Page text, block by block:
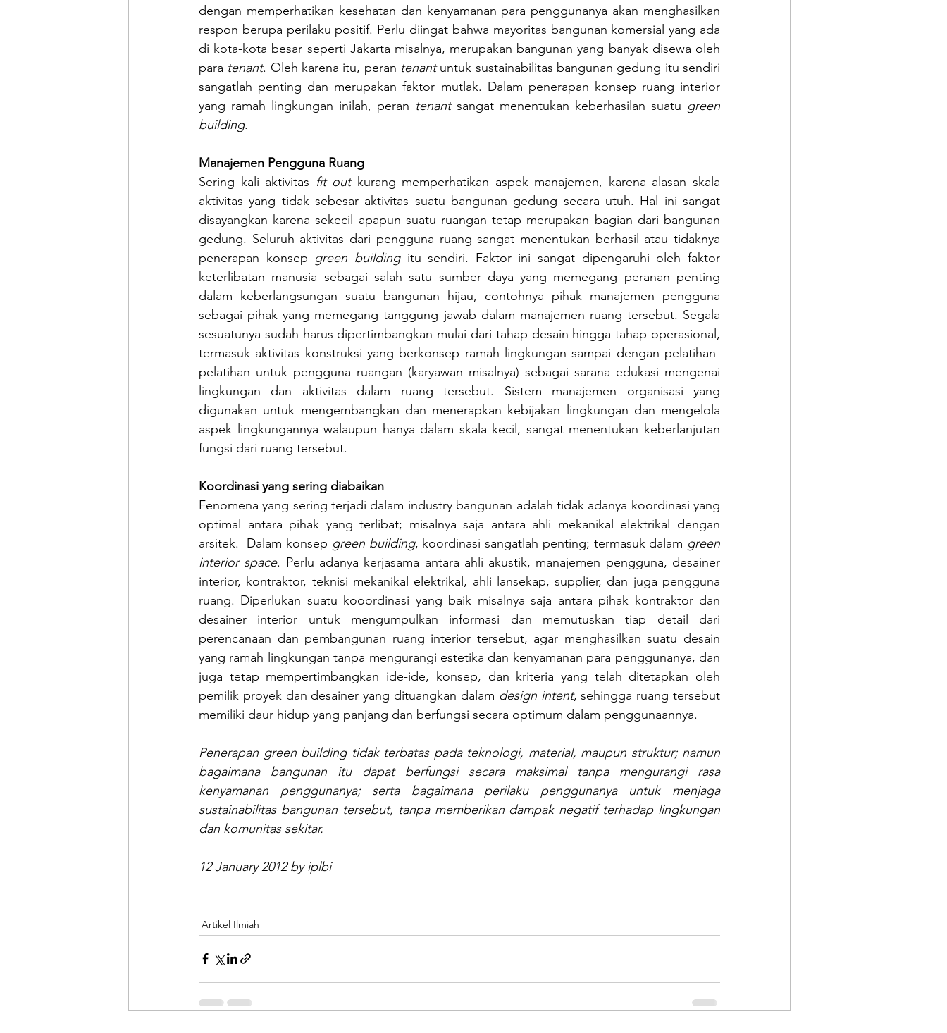
dengan memperhatikan kesehatan dan kenyamanan para penggunanya akan menghasilkan
respon berupa perilaku positif. Perlu diingat bahwa mayoritas bangunan komersial yang ada
di kota-kota besar seperti Jakarta misalnya, merupakan bangunan yang banyak disewa oleh
para tenant. Oleh karena itu, peran tenant untuk sustainabilitas bangunan gedung itu sendiri
sangatlah penting dan merupakan faktor mutlak. Dalam penerapan konsep ruang interior
yang ramah lingkungan inilah, peran tenant sangat menentukan keberhasilan suatu green
building.
Manajemen Pengguna Ruang
Sering kali aktivitas fit out kurang memperhatikan aspek manajemen, karena alasan skala
aktivitas yang tidak sebesar aktivitas suatu bangunan gedung secara utuh. Hal ini sangat
disayangkan karena sekecil apapun suatu ruangan tetap merupakan bagian dari bangunan
gedung. Seluruh aktivitas dari pengguna ruang sangat menentukan berhasil atau tidaknya
penerapan konsep green building itu sendiri. Faktor ini sangat dipengaruhi oleh faktor
keterlibatan manusia sebagai salah satu sumber daya yang memegang peranan penting
dalam keberlangsungan suatu bangunan hijau, contohnya pihak manajemen pengguna
sebagai pihak yang memegang tanggung jawab dalam manajemen ruang tersebut. Segala
sesuatunya sudah harus dipertimbangkan mulai dari tahap desain hingga tahap operasional,
termasuk aktivitas konstruksi yang berkonsep ramah lingkungan sampai dengan pelatihan-
pelatihan untuk pengguna ruangan (karyawan misalnya) sebagai sarana edukasi mengenai
lingkungan dan aktivitas dalam ruang tersebut. Sistem manajemen organisasi yang
digunakan untuk mengembangkan dan menerapkan kebijakan lingkungan dan mengelola
aspek lingkungannya walaupun hanya dalam skala kecil, sangat menentukan keberlanjutan
fungsi dari ruang tersebut.
Koordinasi yang sering diabaikan
Fenomena yang sering terjadi dalam industry bangunan adalah tidak adanya koordinasi yang
optimal antara pihak yang terlibat; misalnya saja antara ahli mekanikal elektrikal dengan
arsitek.  Dalam konsep green building, koordinasi sangatlah penting; termasuk dalam green
interior space. Perlu adanya kerjasama antara ahli akustik, manajemen pengguna, desainer
interior, kontraktor, teknisi mekanikal elektrikal, ahli lansekap, supplier, dan juga pengguna
ruang. Diperlukan suatu kooordinasi yang baik misalnya saja antara pihak kontraktor dan
desainer interior untuk mengumpulkan informasi dan memutuskan tiap detail dari
perencanaan dan pembangunan ruang interior tersebut, agar menghasilkan suatu desain
yang ramah lingkungan tanpa mengurangi estetika dan kenyamanan para penggunanya, dan
juga tetap mempertimbangkan ide-ide, konsep, dan kriteria yang telah ditetapkan oleh
pemilik proyek dan desainer yang dituangkan dalam design intent, sehingga ruang tersebut
memiliki daur hidup yang panjang dan berfungsi secara optimum dalam penggunaannya.
Penerapan green building tidak terbatas pada teknologi, material, maupun struktur; namun
bagaimana bangunan itu dapat berfungsi secara maksimal tanpa mengurangi rasa
kenyamanan penggunanya; serta bagaimana perilaku penggunanya untuk menjaga
sustainabilitas bangunan tersebut, tanpa memberikan dampak negatif terhadap lingkungan
dan komunitas sekitar.
12 January 2012 by iplbi
Artikel Ilmiah